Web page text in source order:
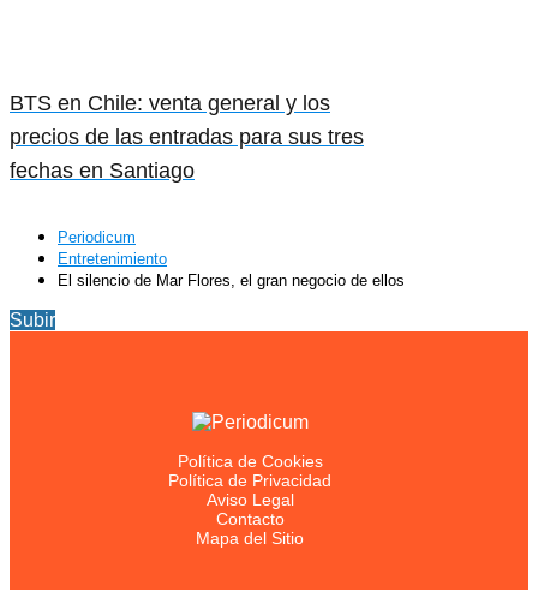
BTS en Chile: venta general y los
precios de las entradas para sus tres
fechas en Santiago
Periodicum
Entretenimiento
El silencio de Mar Flores, el gran negocio de ellos
Subir
Política de Cookies
Política de Privacidad
Aviso Legal
Contacto
Mapa del Sitio